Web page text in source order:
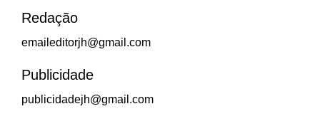
Redação
emaileditorjh@gmail.com
Publicidade
publicidadejh@gmail.com